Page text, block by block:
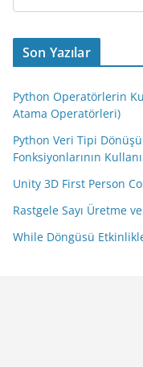
Son Yazılar
Python Operatörlerin
Atama Operatörleri)
Python Veri Tipi
Fonksiyonlarının
Unity 3D First Person
Rastgele Sayı Üretme
While Döngüsü